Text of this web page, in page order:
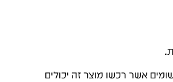
אשר רכשו מוצר זה יכולים